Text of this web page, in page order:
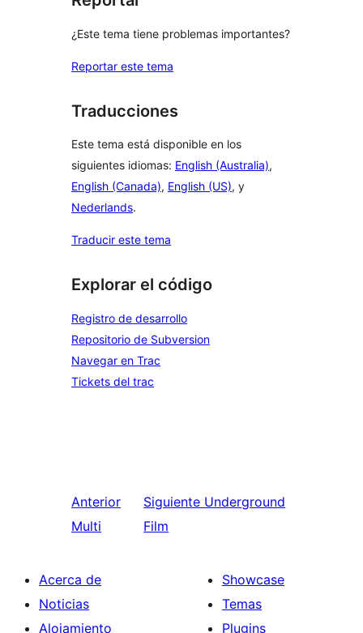
¿Este tema tiene problemas importantes?
Reportar este tema
Traducciones
Este tema está disponible en los
siguientes idiomas: English (Australia),
English (Canada), English (US), y
Nederlands.
Traducir este tema
Explorar el código
Registro de desarrollo
Repositorio de Subversion
Navegar en Trac
Tickets del trac
Anterior
Multi
Siguiente Underground
Film
Acerca de
Noticias
Alojamiento
Showcase
Temas
Plugins